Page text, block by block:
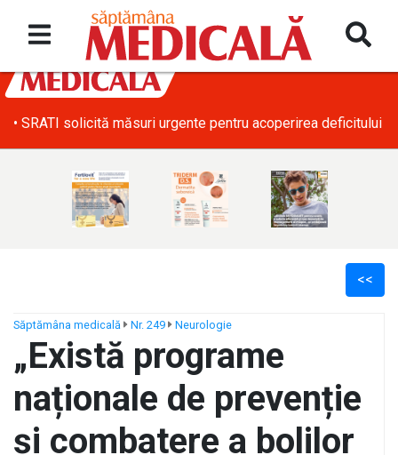
• SRATI solicită măsuri urgente pentru acoperirea deficitului
<<
Săptămâna medicală Nr. 249 Neurologie
„Există programe
naționale de prevenție
și combatere a bolilor